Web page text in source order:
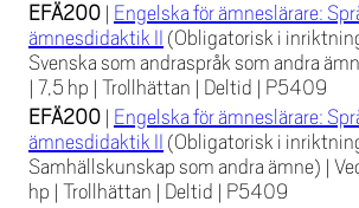
EFÄ200 | Engelska för ämneslärare:
ämnesdidaktik II (Obligatorisk i
Svenska som andraspråk som andra
| 7,5 hp | Trollhättan | Deltid | P5409
EFÄ200 | Engelska för ämneslärare:
ämnesdidaktik II (Obligatorisk i
Samhällskunskap som andra ämne) |
hp | Trollhättan | Deltid | P5409